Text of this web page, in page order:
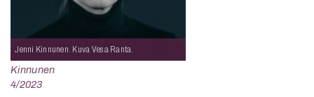
Pääkirjoitus
Paperilehdestä
Oulu2026
Jenni Kinnunen. Kuva Vesa Ranta.
Kinnunen
4/2023